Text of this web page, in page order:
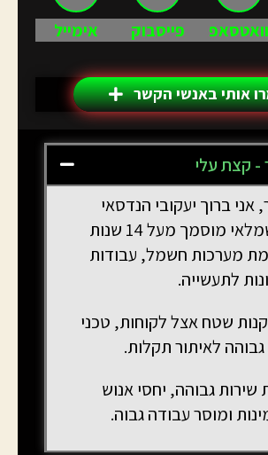
וואטסאפ פייסבוק אימייל
אותי באנשי הקשר
- קצת עלי
אני ברוך יעקובי הנדסאי
חשמל, חשמלאי מוסמך מעל 14 שנות
מערכות חשמל, עבודות
לתעשייה.
שטח אצל לקוחות, טכני
לאיתור תקלות.
גבוהה, יחסי אנוש
ומוסר עבודה גבוה.